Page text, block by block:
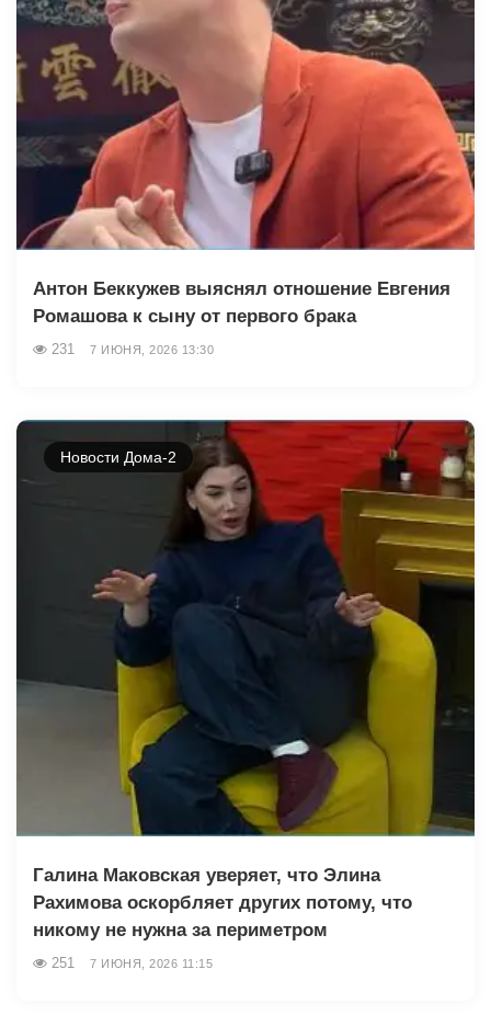
Антон Беккужев выяснял отношение Евгения
Ромашова к сыну от первого брака
231 7 ИЮНЯ, 2026 13:30
Новости Дома-2
Галина Маковская уверяет, что Элина
Рахимова оскорбляет других потому, что
никому не нужна за периметром
251 7 ИЮНЯ, 2026 11:15